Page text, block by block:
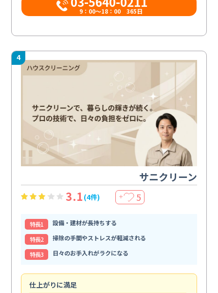
9：00～18：00 365日
4
サニクリーン
3.1 (4件) ＋ 5
特⻑1
設備・建材が長持ちする
特⻑2
掃除の手間やストレスが軽減される
特⻑3
日々のお手入れがラクになる
仕上がりに満足